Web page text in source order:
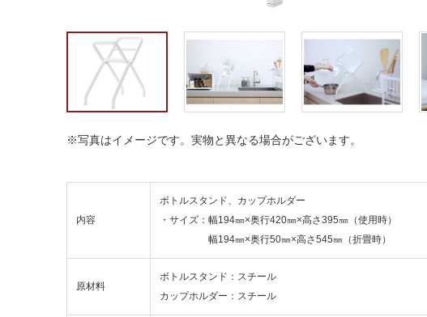
※写真はイメージです。実物と異なる場合がございます。
内容
ボトルスタンド、カップホルダー
・サイズ：幅194㎜×奥行420㎜×高さ395㎜（使用時）
幅194㎜×奥行50㎜×高さ545㎜（折畳時）
原材料
ボトルスタンド：スチール
カップホルダー：スチール